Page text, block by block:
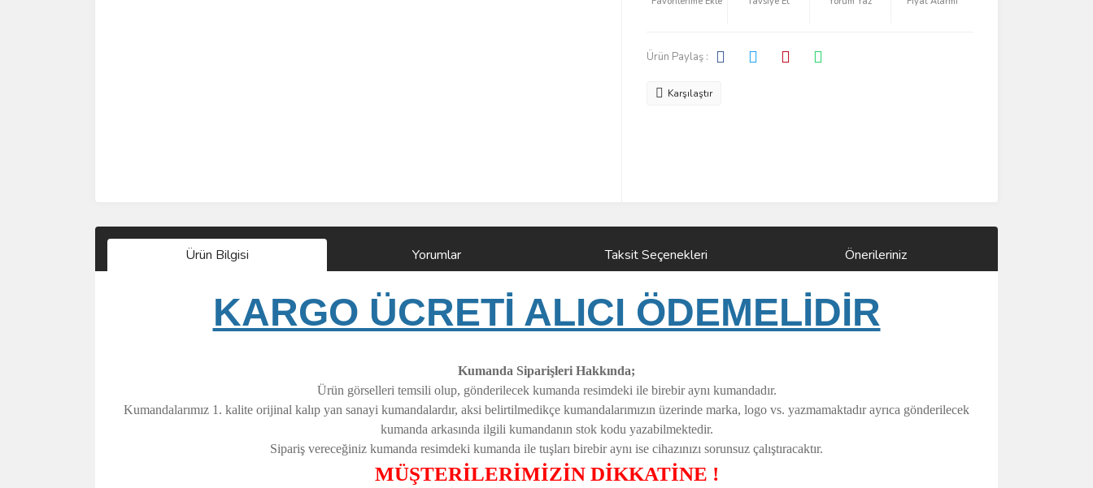
Ürün Paylaş :
Karşılaştır
Ürün Bilgisi Yorumlar Taksit Seçenekleri Önerileriniz
KARGO ÜCRETİ ALICI ÖDEMELİDİR
Kumanda Siparişleri Hakkında;
Ürün görselleri temsili olup, gönderilecek kumanda resimdeki ile birebir aynı kumandadır.
Kumandalarımız 1. kalite orijinal kalıp yan sanayi kumandalardır, aksi belirtilmedikçe kumandalarımızın üzerinde marka, logo vs. yazmamaktadır ayrıca gönderilecek
kumanda arkasında ilgili kumandanın stok kodu yazabilmektedir.
Sipariş vereceğiniz kumanda resimdeki kumanda ile tuşları birebir aynı ise cihazınızı sorunsuz çalıştıracaktır.
MÜŞTERİLERİMİZİN DİKKATİNE !